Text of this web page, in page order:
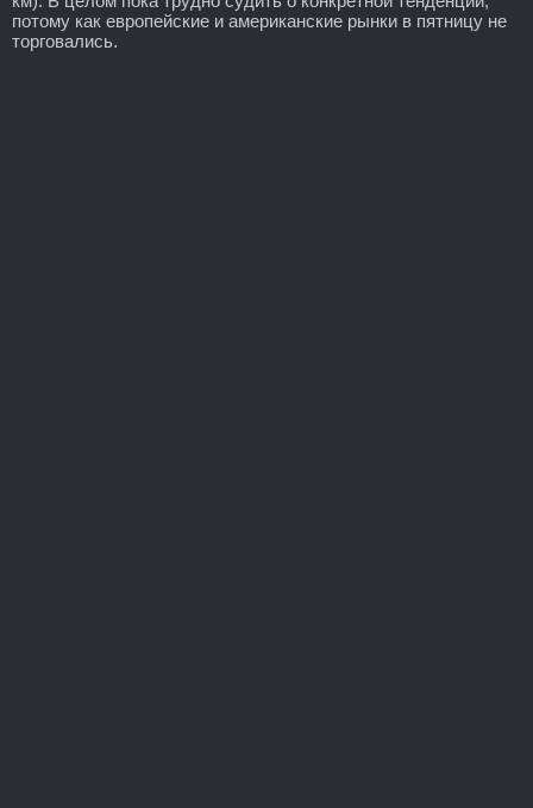
потому как европейские и американские рынки в пятницу не
торговались.